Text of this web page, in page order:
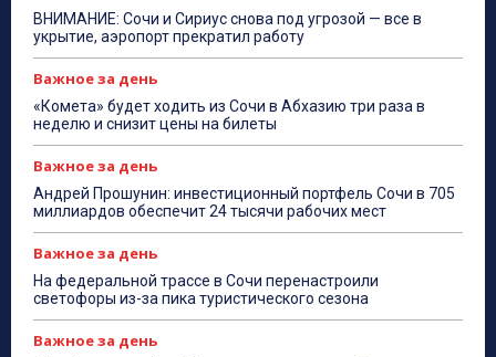
ВНИМАНИЕ: Сочи и Сириус снова под угрозой — все в
укрытие, аэропорт прекратил работу
Важное за день
«Комета» будет ходить из Сочи в Абхазию три раза в
неделю и снизит цены на билеты
Важное за день
Андрей Прошунин: инвестиционный портфель Сочи в 705
миллиардов обеспечит 24 тысячи рабочих мест
Важное за день
На федеральной трассе в Сочи перенастроили
светофоры из-за пика туристического сезона
Важное за день